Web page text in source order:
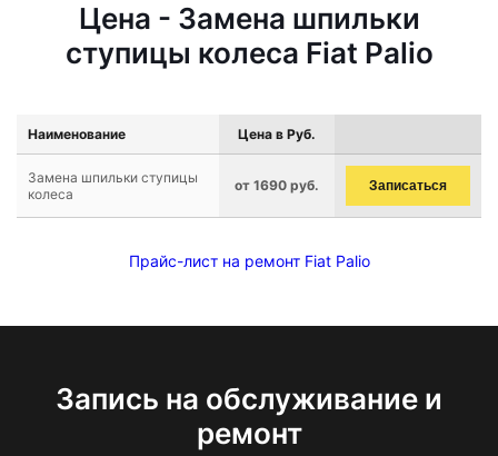
Цена - Замена шпильки
ступицы колеса Fiat Palio
Наименование Цена в Руб.
Замена шпильки ступицы
колеса
от 1690 руб. Записаться
Прайс-лист на ремонт Fiat Palio
Запись на обслуживание и
ремонт